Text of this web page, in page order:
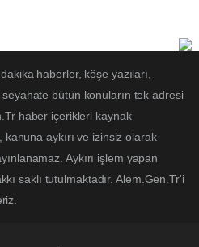
haberler, köşe yazıları,
bütün konuların tek adresi
haber içerikleri kaynak
kanuna aykırı ve izinsiz olarak
Aykırı işlem yapan
saklı tutulmaktadır. Alem.Gen.Tr'i